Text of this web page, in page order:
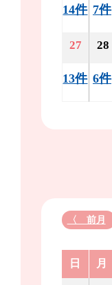
14件 7件
27
13件
28
6件
〈 前月
日 月